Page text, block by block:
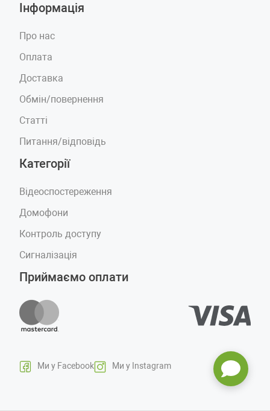
Приймаємо оплати
Ми у Facebook Ми у Instagram
Категорії
Відеоспостереження
Домофони
Контроль доступу
Сигналізація
Інформація
Про нас
Оплата
Доставка
Обмін/повернення
Статті
Питання/відповідь